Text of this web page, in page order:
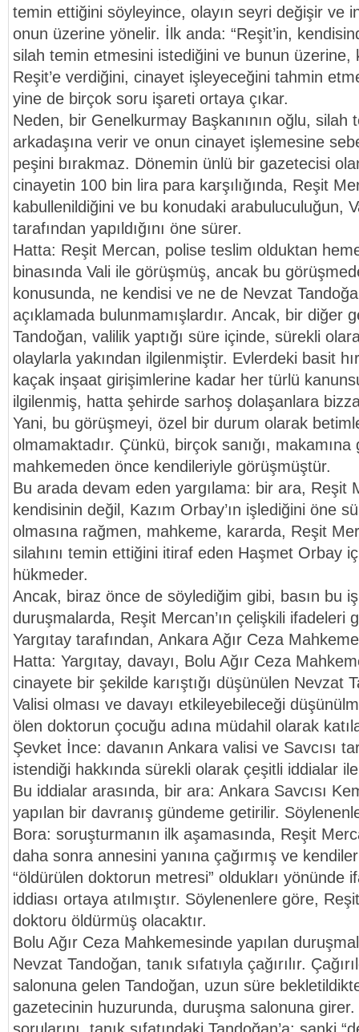
temin ettiğini söyleyince, olayın seyri değişir ve
onun üzerine yönelir. İlk anda: “Reşit’in,
silah temin etmesini istediğini ve bunun üzerine,
Reşit’e verdiğini, cinayet işleyeceğini tahmin
yine de birçok soru işareti ortaya çıkar.
Neden, bir Genelkurmay Başkanının oğlu, silah
arkadaşına verir ve onun cinayet işlemesine
peşini bırakmaz. Dönemin ünlü bir gazetecisi
cinayetin 100 bin lira para karşılığında, Reşit
kabullenildiğini ve bu konudaki arabuluculuğun,
tarafından yapıldığını öne sürer.
Hatta: Reşit Mercan, polise teslim olduktan
binasında Vali ile görüşmüş, ancak bu
konusunda, ne kendisi ve ne de Nevzat
açıklamada bulunmamışlardır. Ancak, bir diğer
Tandoğan, valilik yaptığı süre içinde, sürekli
olaylarla yakından ilgilenmiştir. Evlerdeki basit
kaçak inşaat girişimlerine kadar her türlü
ilgilenmiş, hatta şehirde sarhoş dolaşanlara
Yani, bu görüşmeyi, özel bir durum olarak
olmamaktadır. Çünkü, birçok sanığı,
mahkemeden önce kendileriyle görüşmüştür.
Bu arada devam eden yargılama: bir ara, Reşit
kendisinin değil, Kazım Orbay’ın işlediğini öne
olmasına rağmen, mahkeme, kararda, Reşit
silahını temin ettiğini itiraf eden Haşmet Orbay
hükmeder.
Ancak, biraz önce de söylediğim gibi, basın bu
duruşmalarda, Reşit Mercan’ın çelişkili ifadeleri
Yargıtay tarafından, Ankara Ağır Ceza
Hatta: Yargıtay, davayı, Bolu Ağır Ceza
cinayete bir şekilde karıştığı düşünülen Nevzat
Valisi olması ve davayı etkileyebileceği
ölen doktorun çocuğu adına müdahil olarak
Şevket İnce: davanın Ankara valisi ve Savcısı
istendiği hakkında sürekli olarak çeşitli iddialar
Bu iddialar arasında, bir ara: Ankara Savcısı
yapılan bir davranış gündeme getirilir.
Bora: soruşturmanın ilk aşamasında, Reşit
daha sonra annesini yanına çağırmış ve
“öldürülen doktorun metresi” oldukları yönünde
iddiası ortaya atılmıştır. Söylenenlere göre,
doktoru öldürmüş olacaktır.
Bolu Ağır Ceza Mahkemesinde yapılan
Nevzat Tandoğan, tanık sıfatıyla çağırılır.
salonuna gelen Tandoğan, uzun süre
gazetecinin huzurunda, duruşma salonuna